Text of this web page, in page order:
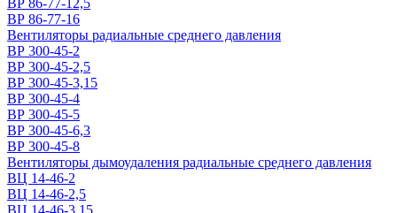
ВР 86-77-12,5
ВР 86-77-16
Вентиляторы радиальные среднего давления
ВР 300-45-2
ВР 300-45-2,5
ВР 300-45-3,15
ВР 300-45-4
ВР 300-45-5
ВР 300-45-6,3
ВР 300-45-8
Вентиляторы дымоудаления радиальные среднего давления
ВЦ 14-46-2
ВЦ 14-46-2,5
ВЦ 14-46-3,15